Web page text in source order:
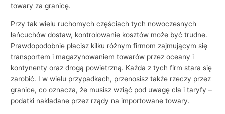
towary za granicę.
Przy tak wielu ruchomych częściach tych nowoczesnych
łańcuchów dostaw, kontrolowanie kosztów może być trudne.
Prawdopodobnie płacisz kilku różnym firmom zajmującym się
transportem i magazynowaniem towarów przez oceany i
kontynenty oraz drogą powietrzną. Każda z tych firm stara się
zarobić. I w wielu przypadkach, przenosisz także rzeczy przez
granice, co oznacza, że ​​musisz wziąć pod uwagę cła i taryfy –
podatki nakładane przez rządy na importowane towary.